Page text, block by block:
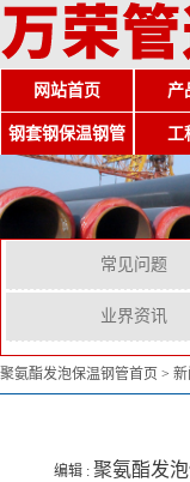
网站首页 产
钢套钢保温钢管 工
常见问题
业界资讯
聚氨酯发泡保温钢管首页 >
编辑 : 聚氨酯发